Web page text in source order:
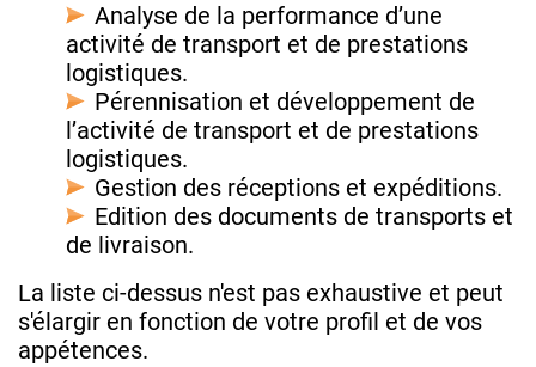
Analyse de la performance d’une
activité de transport et de prestations
logistiques.
Pérennisation et développement de
l’activité de transport et de prestations
logistiques.
Gestion des réceptions et expéditions.
Edition des documents de transports et
de livraison.
La liste ci-dessus n'est pas exhaustive et peut
s'élargir en fonction de votre profil et de vos
appétences.